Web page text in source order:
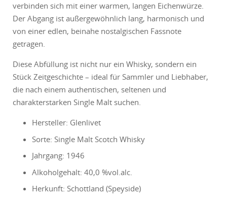
verbinden sich mit einer warmen, langen Eichenwürze.
Der Abgang ist außergewöhnlich lang, harmonisch und
von einer edlen, beinahe nostalgischen Fassnote
getragen.
Diese Abfüllung ist nicht nur ein Whisky, sondern ein
Stück Zeitgeschichte – ideal für Sammler und Liebhaber,
die nach einem authentischen, seltenen und
charakterstarken Single Malt suchen.
Hersteller: Glenlivet
Sorte: Single Malt Scotch Whisky
Jahrgang: 1946
Alkoholgehalt: 40,0 %vol.alc.
Herkunft: Schottland (Speyside)